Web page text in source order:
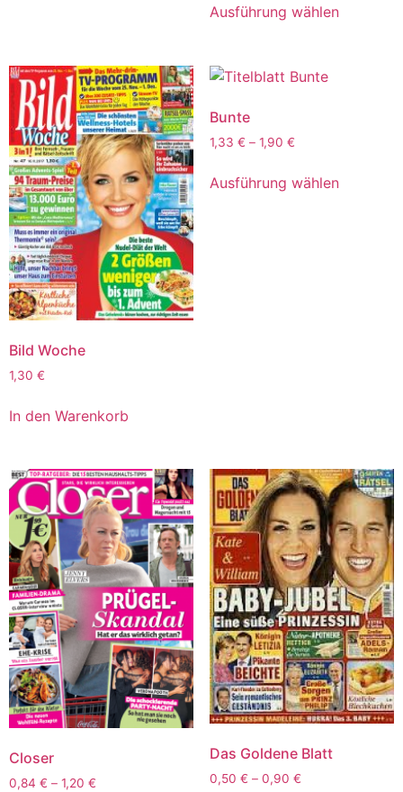
Ausführung wählen
Bild Woche
1,30 €
In den Warenkorb
Bunte
1,33 € – 1,90 €
Ausführung wählen
Closer
0,84 € – 1,20 €
Das Goldene Blatt
0,50 € – 0,90 €